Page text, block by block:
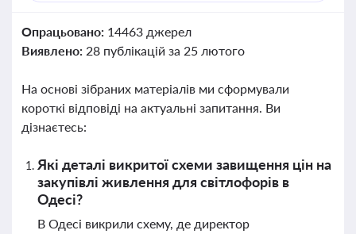
Опрацьовано: 14463 джерел
Виявлено: 28 публікацій за 25 лютого
На основі зібраних матеріалів ми сформували
короткі відповіді на актуальні запитання. Ви
дізнаєтесь:
Які деталі викритої схеми завищення цін на
закупівлі живлення для світлофорів в
Одесі?
В Одесі викрили схему, де директор